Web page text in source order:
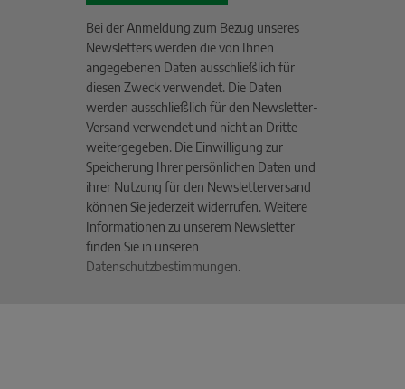
Bei der Anmeldung zum Bezug unseres
Newsletters werden die von Ihnen
angegebenen Daten ausschließlich für
diesen Zweck verwendet. Die Daten
werden ausschließlich für den Newsletter-
Versand verwendet und nicht an Dritte
weitergegeben. Die Einwilligung zur
Speicherung Ihrer persönlichen Daten und
ihrer Nutzung für den Newsletterversand
können Sie jederzeit widerrufen. Weitere
Informationen zu unserem Newsletter
finden Sie in unseren
Datenschutzbestimmungen.